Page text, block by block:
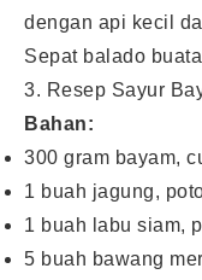
dengan api kecil
Sepat balado
3. Resep Sayur
Bahan:
300 gram bayam,
1 buah jagung,
1 buah labu siam,
5 buah bawang